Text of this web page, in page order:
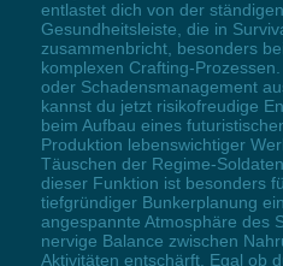
entlastet dich von der
Gesundheitsleiste, die in
zusammenbricht, besonders
komplexen Crafting-
oder Schadensmanagement
kannst du jetzt risikofreudige
beim Aufbau eines
Produktion lebenswichtiger
Täuschen der Regime-
dieser Funktion ist besonders
tiefgründiger Bunkerplanung
angespannte Atmosphäre des
nervige Balance zwischen
Aktivitäten entschärft. Egal ob